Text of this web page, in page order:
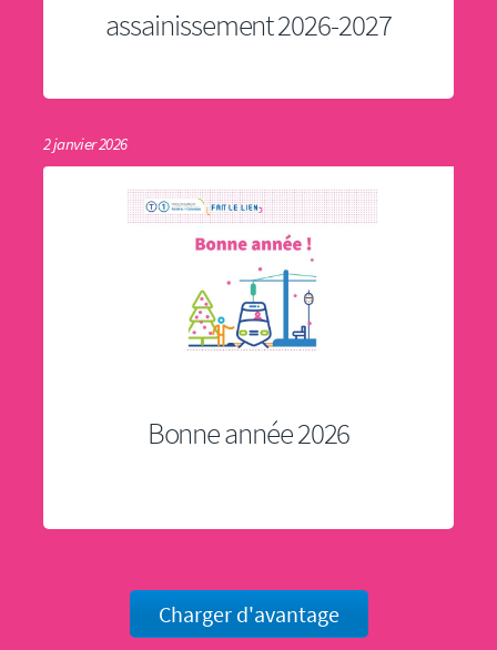
assainissement 2026-2027
2 janvier 2026
Bonne année 2026
Charger d'avantage